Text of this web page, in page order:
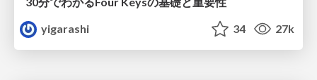
yigarashi
34 27k